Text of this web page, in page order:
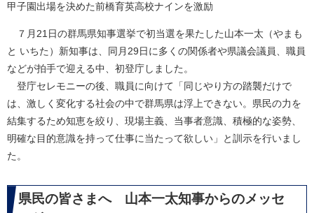
甲子園出場を決めた前橋育英高校ナインを激励
７月21日の群馬県知事選挙で初当選を果たした山本一太（やまも
と いちた）新知事は、同月29日に多くの関係者や県議会議員、職員
などが拍手で迎える中、初登庁しました。
登庁セレモニーの後、職員に向けて「同じやり方の踏襲だけで
は、激しく変化する社会の中で群馬県は浮上できない。県民の力を
結集するため知恵を絞り、現場主義、当事者意識、積極的な姿勢、
明確な目的意識を持って仕事に当たって欲しい」と訓示を行いまし
た。
県民の皆さまへ 山本一太知事からのメッセ